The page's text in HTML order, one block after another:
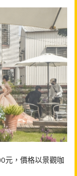
元，價格以景觀咖